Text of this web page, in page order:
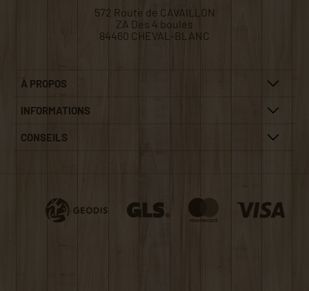
572 Route de CAVAILLON
ZA Des 4 boules
84460 CHEVAL-BLANC
À PROPOS
INFORMATIONS
CONSEILS